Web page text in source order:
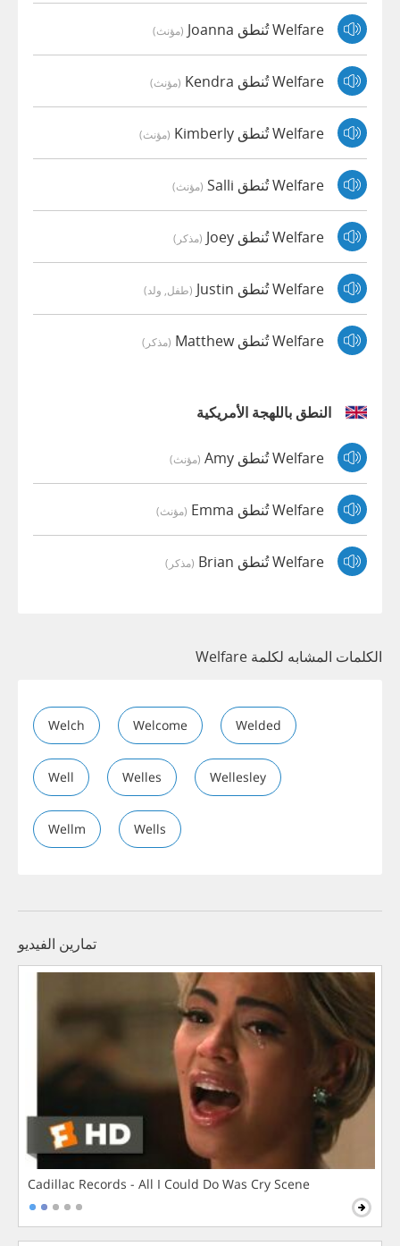
Welfare تُنطق Joanna (مؤنث)
Welfare تُنطق Kendra (مؤنث)
Welfare تُنطق Kimberly (مؤنث)
Welfare تُنطق Salli (مؤنث)
Welfare تُنطق Joey (مذكر)
Welfare تُنطق Justin (طفل, ولد)
Welfare تُنطق Matthew (مذكر)
النطق باللهجة الأمريكية
Welfare تُنطق Amy (مؤنث)
Welfare تُنطق Emma (مؤنث)
Welfare تُنطق Brian (مذكر)
الكلمات المشابه لكلمة Welfare
Welch Welcome Welded
Well Welles Wellesley
Wellm Wells
تمارين الفيديو
Cadillac Records - All I Could Do Was Cry Scene